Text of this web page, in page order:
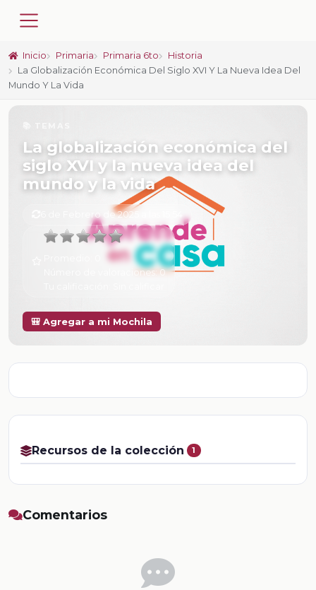
Inicio Primaria Primaria 6to
Historia
La Globalización Económica Del Siglo XVI Y La Nueva Idea Del
Mundo Y La Vida
La globalización económica del
siglo XVI y la nueva idea del
mundo y la vida
6 de Febrero de 2025 a las 15:54
Número de valoraciones: 0
🎒 Agregar a mi Mochila
Recursos de la colección 1
Comentarios